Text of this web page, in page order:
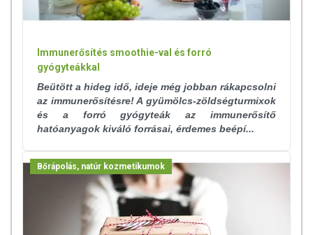
Immunerősítés smoothie-val és forró
gyógyteákkal
Beütött a hideg idő, ideje még jobban rákapcsolni
az immunerősítésre! A gyümölcs-zöldségturmixok
és a forró gyógyteák az immunerősítő
hatóanyagok kiváló forrásai, érdemes beépí...
Bőrápolás, natúr kozmetikumok